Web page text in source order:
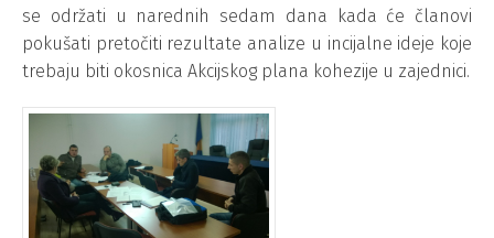
se održati u narednih sedam dana kada će članovi
pokušati pretočiti rezultate analize u incijalne ideje koje
trebaju biti okosnica Akcijskog plana kohezije u zajednici.